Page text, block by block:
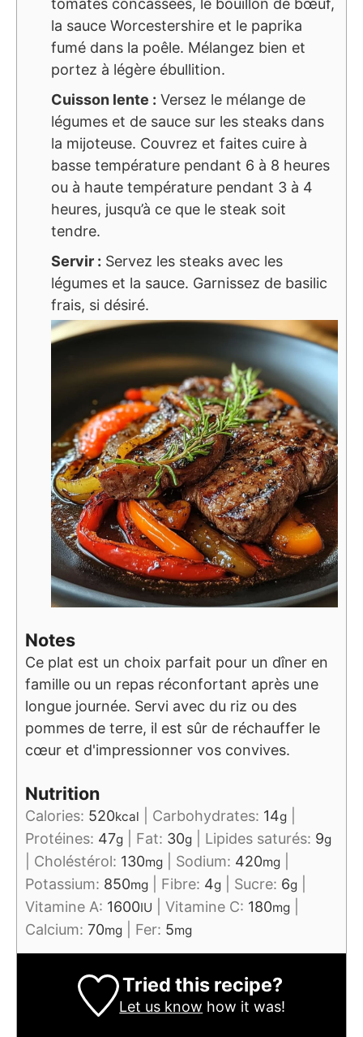
tomates concassées, le bouillon de bœuf,
la sauce Worcestershire et le paprika
fumé dans la poêle. Mélangez bien et
portez à légère ébullition.
Cuisson lente : Versez le mélange de
légumes et de sauce sur les steaks dans
la mijoteuse. Couvrez et faites cuire à
basse température pendant 6 à 8 heures
ou à haute température pendant 3 à 4
heures, jusqu’à ce que le steak soit
tendre.
Servir : Servez les steaks avec les
légumes et la sauce. Garnissez de basilic
frais, si désiré.
Notes
Ce plat est un choix parfait pour un dîner en
famille ou un repas réconfortant après une
longue journée. Servi avec du riz ou des
pommes de terre, il est sûr de réchauffer le
cœur et d'impressionner vos convives.
Nutrition
Calories: 520kcal Carbohydrates: 14g
Protéines: 47g Fat: 30g Lipides saturés: 9g
Choléstérol: 130mg Sodium: 420mg
Potassium: 850mg Fibre: 4g Sucre: 6g
Vitamine A: 1600IU Vitamine C: 180mg
Calcium: 70mg Fer: 5mg
Tried this recipe?
Let us know how it was!